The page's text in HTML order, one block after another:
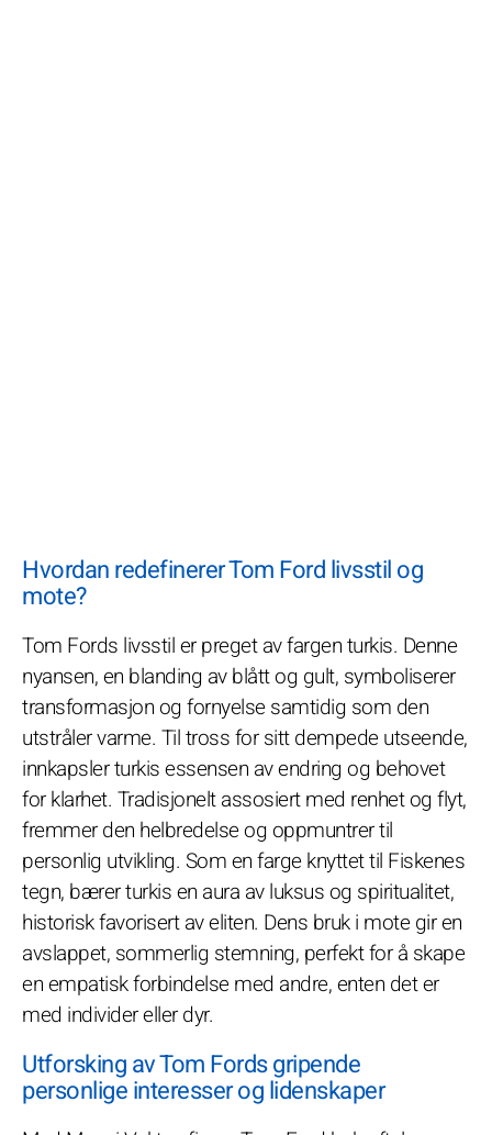
Hvordan redefinerer Tom Ford livsstil og
mote?
Tom Fords livsstil er preget av fargen turkis. Denne
nyansen, en blanding av blått og gult, symboliserer
transformasjon og fornyelse samtidig som den
utstråler varme. Til tross for sitt dempede utseende,
innkapsler turkis essensen av endring og behovet
for klarhet. Tradisjonelt assosiert med renhet og flyt,
fremmer den helbredelse og oppmuntrer til
personlig utvikling. Som en farge knyttet til Fiskenes
tegn, bærer turkis en aura av luksus og spiritualitet,
historisk favorisert av eliten. Dens bruk i mote gir en
avslappet, sommerlig stemning, perfekt for å skape
en empatisk forbindelse med andre, enten det er
med individer eller dyr.
Utforsking av Tom Fords gripende
personlige interesser og lidenskaper